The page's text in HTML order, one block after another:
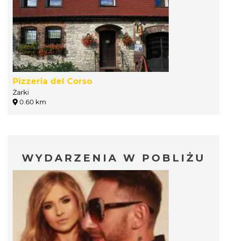
Pizzeria del Corso
Żarki
0.60 km
WYDARZENIA W POBLIŻU